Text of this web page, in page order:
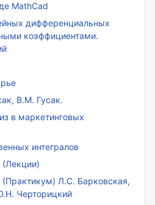
MathCad
дифференциальных
коэффициентами.
В.М. Гусак.
в маркетинговых
интегралов
(Лекции)
(Практикум) Л.С. Барковская,
Черторицкий